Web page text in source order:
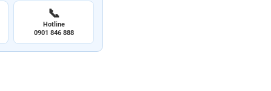
📞
Hotline
0901 846 888